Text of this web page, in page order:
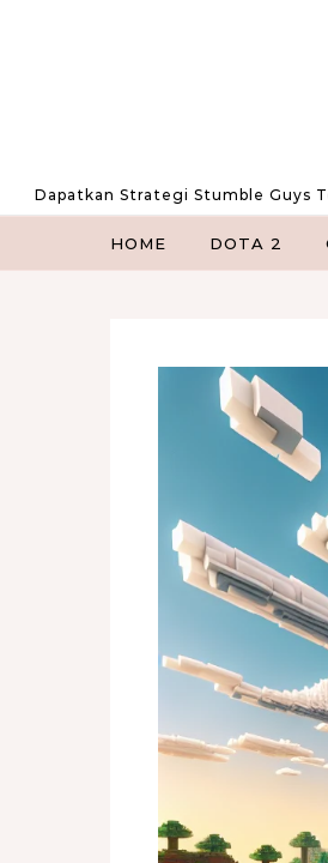
Dapatkan Strategi Stumble Guys
HOME DOTA 2